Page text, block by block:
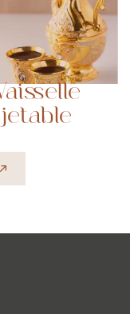
jetable